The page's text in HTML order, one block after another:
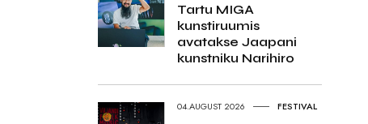
Tartu MIGA
kunstiruumis
avatakse Jaapani
kunstniku Narihiro
04.AUGUST 2026 FESTIVAL